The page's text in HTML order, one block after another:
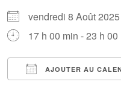
vendredi 8 Août
17 h 00 min - 23 h 00
AJOUTER AU